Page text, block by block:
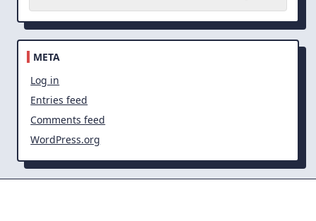
META
Log in
Entries feed
Comments feed
WordPress.org